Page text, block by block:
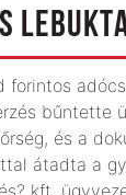
forintos
bűntette
és a
átadta a
kft.